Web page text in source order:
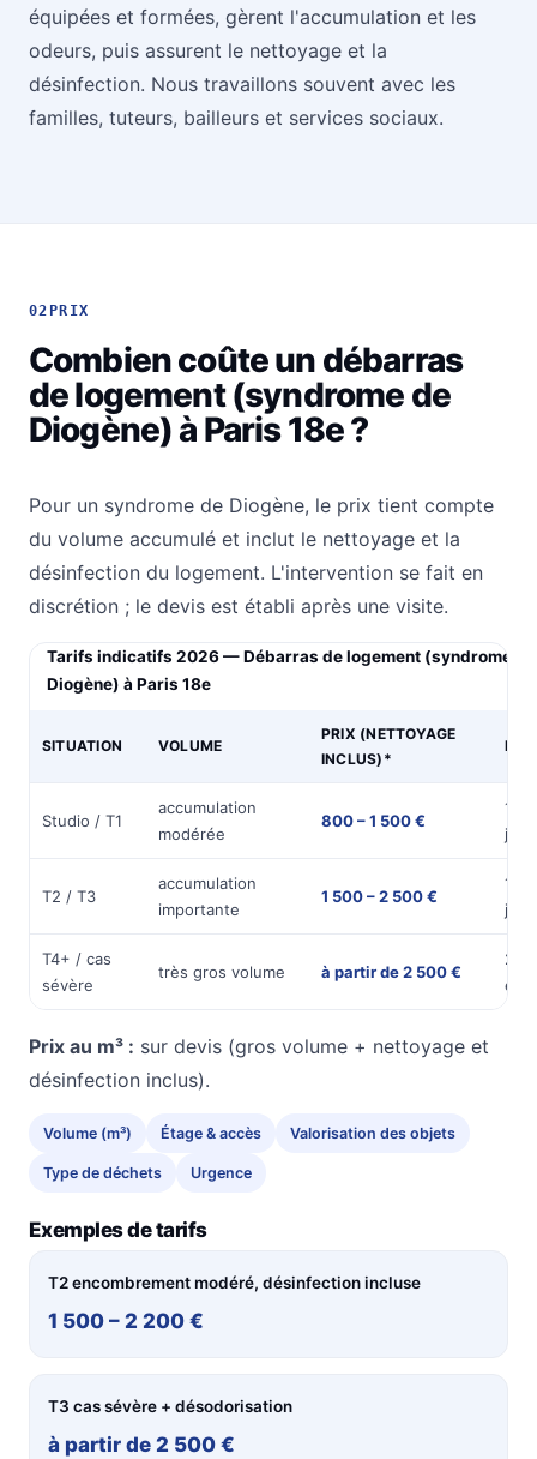
équipées et formées, gèrent l'accumulation et les
odeurs, puis assurent le nettoyage et la
désinfection. Nous travaillons souvent avec les
familles, tuteurs, bailleurs et services sociaux.
02 PRIX
Combien coûte un débarras
de logement (syndrome de
Diogène) à Paris 18e ?
Pour un syndrome de Diogène, le prix tient compte
du volume accumulé et inclut le nettoyage et la
désinfection du logement. L'intervention se fait en
discrétion ; le devis est établi après une visite.
Tarifs indicatifs 2026 — Débarras de logement (syndrome de
Diogène) à Paris 18e
SITUATION VOLUME
PRIX (NETTOYAGE
INCLUS)*
Studio / T1
accumulation
modérée
800 – 1 500 €
1
T2 / T3
accumulation
importante
1 500 – 2 500 €
1 à
T4+ / cas
sévère
très gros volume à partir de 2 500 €
2
et +
Prix au m³ : sur devis (gros volume + nettoyage et
désinfection inclus).
Volume (m³) Étage & accès Valorisation des objets
Type de déchets Urgence
Exemples de tarifs
T2 encombrement modéré, désinfection incluse
1 500 – 2 200 €
T3 cas sévère + désodorisation
à partir de 2 500 €